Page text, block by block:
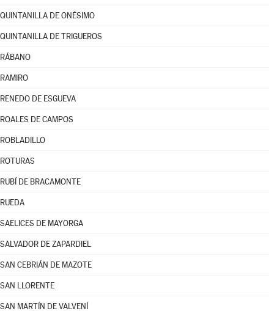
QUINTANILLA DE ONÉSIMO
QUINTANILLA DE TRIGUEROS
RÁBANO
RAMIRO
RENEDO DE ESGUEVA
ROALES DE CAMPOS
ROBLADILLO
ROTURAS
RUBÍ DE BRACAMONTE
RUEDA
SAELICES DE MAYORGA
SALVADOR DE ZAPARDIEL
SAN CEBRIÁN DE MAZOTE
SAN LLORENTE
SAN MARTÍN DE VALVENÍ